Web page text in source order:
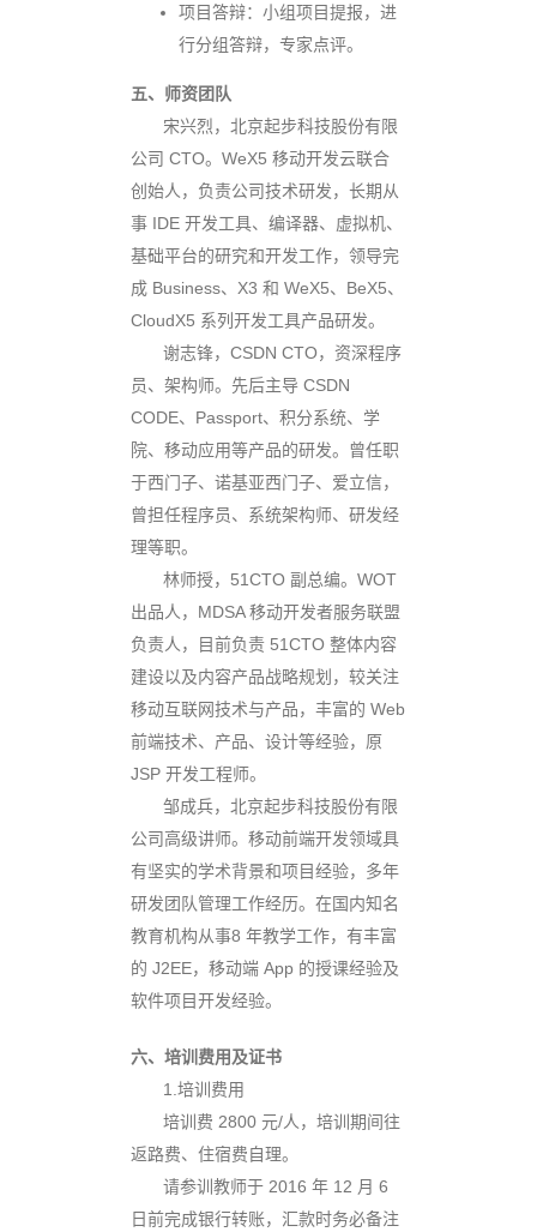
项目答辩：小组项目提报，进
行分组答辩，专家点评。
五、师资团队
宋兴烈，北京起步科技股份有限
公司 CTO。WeX5 移动开发云联合
创始人，负责公司技术研发，长期从
事 IDE 开发工具、编译器、虚拟机、
基础平台的研究和开发工作，领导完
成 Business、X3 和 WeX5、BeX5、
CloudX5 系列开发工具产品研发。
谢志锋，CSDN CTO，资深程序
员、架构师。先后主导 CSDN
CODE、Passport、积分系统、学
院、移动应用等产品的研发。曾任职
于西门子、诺基亚西门子、爱立信，
曾担任程序员、系统架构师、研发经
理等职。
林师授，51CTO 副总编。WOT
出品人，MDSA 移动开发者服务联盟
负责人，目前负责 51CTO 整体内容
建设以及内容产品战略规划，较关注
移动互联网技术与产品，丰富的 Web
前端技术、产品、设计等经验，原
JSP 开发工程师。
邹成兵，北京起步科技股份有限
公司高级讲师。移动前端开发领域具
有坚实的学术背景和项目经验，多年
研发团队管理工作经历。在国内知名
教育机构从事8 年教学工作，有丰富
的 J2EE，移动端 App 的授课经验及
软件项目开发经验。
六、培训费用及证书
1.培训费用
培训费 2800 元/人，培训期间往
返路费、住宿费自理。
请参训教师于 2016 年 12 月 6
日前完成银行转账，汇款时务必备注